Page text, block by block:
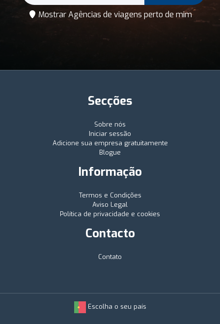
Mostrar Agências de viagens perto de mim
Secções
Sobre nós
Iniciar sessão
Adicione sua empresa gratuitamente
Blogue
Informação
Termos e Condições
Aviso Legal
Política de privacidade e cookies
Contacto
Contato
Escolha o seu país